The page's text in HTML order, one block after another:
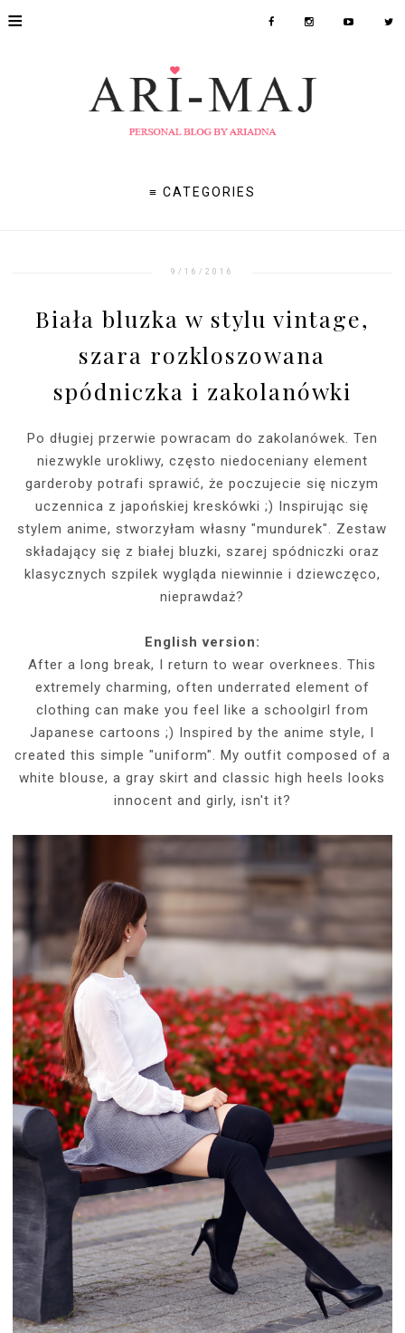
≡
≡ CATEGORIES
9/16/2016
Biała bluzka w stylu vintage,
szara rozkloszowana
spódniczka i zakolanówki
Po długiej przerwie powracam do zakolanówek. Ten
niezwykle urokliwy, często niedoceniany element
garderoby potrafi sprawić, że poczujecie się niczym
uczennica z japońskiej kreskówki ;) Inspirując się
stylem anime, stworzyłam własny "mundurek". Zestaw
składający się z białej bluzki, szarej spódniczki oraz
klasycznych szpilek wygląda niewinnie i dziewczęco,
nieprawdaż?
English version:
After a long break, I return to wear overknees. This
extremely charming, often underrated element of
clothing can make you feel like a schoolgirl from
Japanese cartoons ;) Inspired by the anime style, I
created this simple "uniform". My outfit composed of a
white blouse, a gray skirt and classic high heels looks
innocent and girly, isn't it?